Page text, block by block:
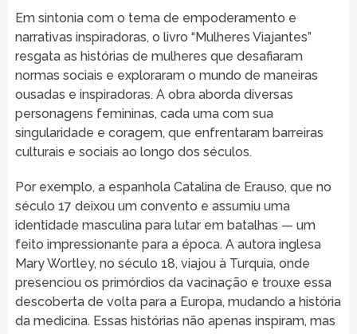
Em sintonia com o tema de empoderamento e
narrativas inspiradoras, o livro “Mulheres Viajantes”
resgata as histórias de mulheres que desafiaram
normas sociais e exploraram o mundo de maneiras
ousadas e inspiradoras. A obra aborda diversas
personagens femininas, cada uma com sua
singularidade e coragem, que enfrentaram barreiras
culturais e sociais ao longo dos séculos.
Por exemplo, a espanhola Catalina de Erauso, que no
século 17 deixou um convento e assumiu uma
identidade masculina para lutar em batalhas — um
feito impressionante para a época. A autora inglesa
Mary Wortley, no século 18, viajou à Turquia, onde
presenciou os primórdios da vacinação e trouxe essa
descoberta de volta para a Europa, mudando a história
da medicina. Essas histórias não apenas inspiram, mas